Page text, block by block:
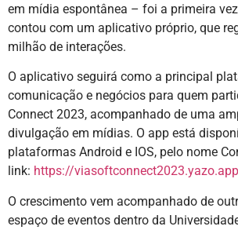
em mídia espontânea – foi a primeira
contou com um aplicativo próprio, que
milhão de interações.
O aplicativo seguirá como a principal
comunicação e negócios para quem
Connect 2023, acompanhado de uma
divulgação em mídias. O app está
plataformas Android e IOS, pelo nome
link: https://
O crescimento vem acompanhado de
espaço de eventos dentro da